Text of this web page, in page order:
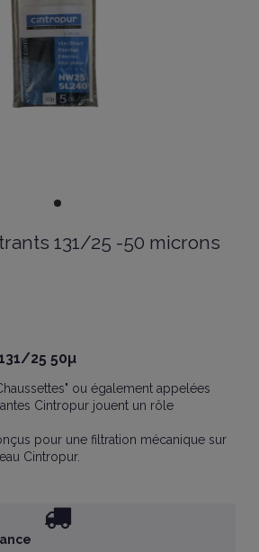
131/25 -50 microns
25 50µ
ou également appelées
Cintropur jouent un rôle
pour une filtration mécanique sur
Cintropur.